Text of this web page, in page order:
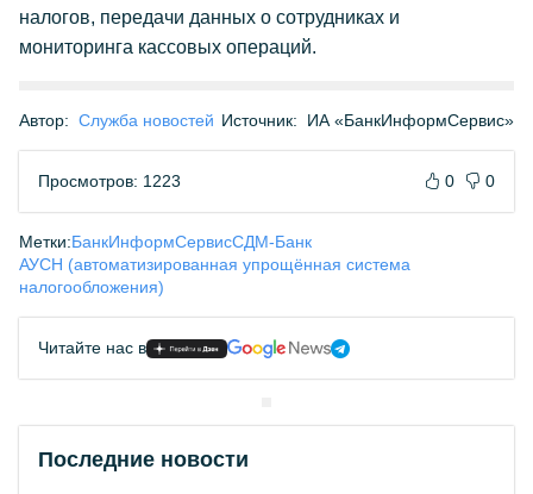
налогов, передачи данных о сотрудниках и
мониторинга кассовых операций.
Автор: Служба новостей Источник: ИА «БанкИнформСервис»
Просмотров: 1223 0 0
Метки:БанкИнформСервисСДМ-Банк
АУСН (автоматизированная упрощённая система
налогообложения)
Читайте нас в
Последние новости